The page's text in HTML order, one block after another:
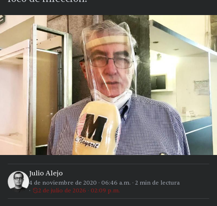
Julio Alejo
4 de noviembre de 2020 · 06:46 a.m. · 2 min de lectura
2 de julio de 2026 · 02:09 p.m.